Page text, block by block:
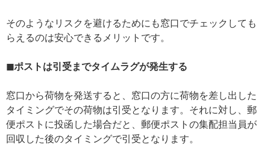
そのようなリスクを避けるためにも窓口でチェックしても
らえるのは安心できるメリットです。
◼ポストは引受までタイムラグが発生する
窓口から荷物を発送すると、窓口の方に荷物を差し出した
タイミングでその荷物は引受となります。それに対し、郵
便ポストに投函した場合だと、郵便ポストの集配担当員が
回収した後のタイミングで引受となります。